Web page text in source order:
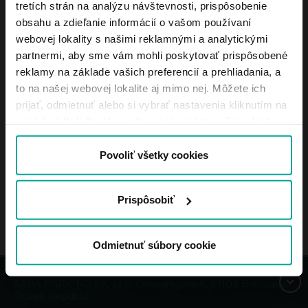
tretích strán na analýzu návštevnosti, prispôsobenie
obsahu a zdieľanie informácií o vašom používaní
webovej lokality s našimi reklamnými a analytickými
partnermi, aby sme vám mohli poskytovať prispôsobené
reklamy na základe vašich preferencií a prehliadania, a
to na našej webovej lokalite aj mimo nej. Môžete ich
prijať, odmietnuť alebo si vybrať nastavenia kliknutím na
používania súborov cookie.
Povoliť všetky cookies
Prispôsobiť
Odmietnuť súbory cookie
MÔCŤ DOBIŤ?
ZA ÚČELOM CITOVANIA ALEBO
VYŽIADANIA INFORMÁCIÍ, KTORÉ NIE
SÚ UVEDENÉ NA TEJTO WEBOVEJ
STRÁNKE, KDE ICH MÔŽEM
POŽIADAŤ?
SADZBY PRE MESAČNÉ PLATBY?